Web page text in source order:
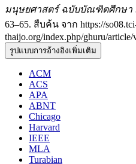
มนุษยศาสตร์ ฉบับบัณฑิตศึกษา
63–65. สืบค้น จาก https://
thaijo.org/index.php/ghuru/
รูปแบบการอ้างอิงเพิ่มเติม
ACM
ACS
APA
ABNT
Chicago
Harvard
IEEE
MLA
Turabian